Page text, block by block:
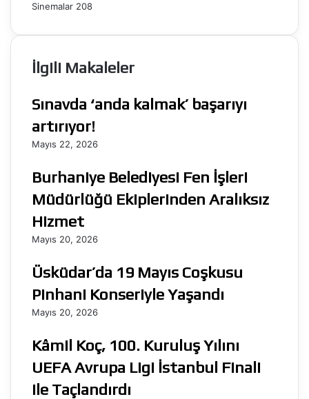
Sinemalar 208
İlgili Makaleler
Sınavda ‘anda kalmak’ başarıyı
artırıyor!
Mayıs 22, 2026
Burhaniye Belediyesi Fen İşleri
Müdürlüğü Ekiplerinden Aralıksız
Hizmet
Mayıs 20, 2026
Üsküdar’da 19 Mayıs Coşkusu
Pinhani Konseriyle Yaşandı
Mayıs 20, 2026
Kâmil Koç, 100. Kuruluş Yılını
UEFA Avrupa Ligi İstanbul Finali
ile Taçlandırdı